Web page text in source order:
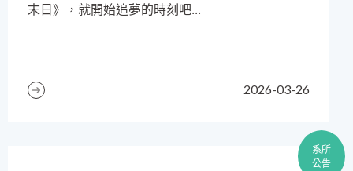
2026-03-26
末日》，就開始追夢的時刻吧...
系所
公告